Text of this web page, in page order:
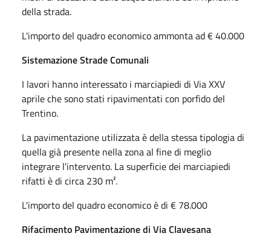
della strada.
L'importo del quadro economico ammonta ad € 40.000
Sistemazione Strade Comunali
I lavori hanno interessato i marciapiedi di Via XXV
aprile che sono stati ripavimentati con porfido del
Trentino.
La pavimentazione utilizzata è della stessa tipologia di
quella già presente nella zona al fine di meglio
integrare l'intervento. La superficie dei marciapiedi
rifatti è di circa 230 m².
L'importo del quadro economico è di € 78.000
Rifacimento Pavimentazione di Via Clavesana